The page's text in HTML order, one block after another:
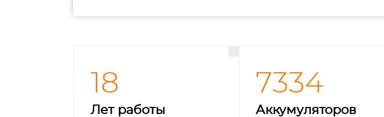
18
Лет работы
7334
Аккумуляторов